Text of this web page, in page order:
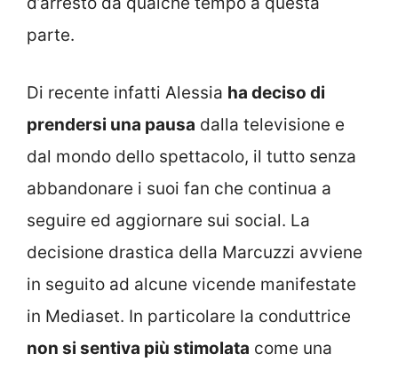
parte.
Di recente infatti Alessia ha deciso di
prendersi una pausa dalla televisione e
dal mondo dello spettacolo, il tutto senza
abbandonare i suoi fan che continua a
seguire ed aggiornare sui social. La
decisione drastica della Marcuzzi avviene
in seguito ad alcune vicende manifestate
in Mediaset. In particolare la conduttrice
non si sentiva più stimolata come una